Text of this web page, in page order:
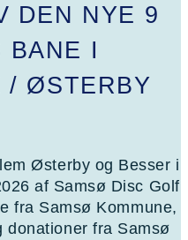
DEN NYE 9
BANE I
/ ØSTERBY
Østerby og Besser i
af Samsø Disc Golf
fra Samsø Kommune,
donationer fra Samsø